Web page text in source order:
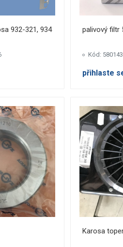
932-321, 934 palivový filtr
Kód:
přihlaste
Karosa